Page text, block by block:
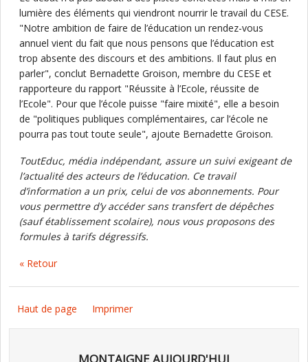
lumière des éléments qui viendront nourrir le travail du CESE.
"Notre ambition de faire de l’éducation un rendez-vous
annuel vient du fait que nous pensons que l’éducation est
trop absente des discours et des ambitions. Il faut plus en
parler", conclut Bernadette Groison, membre du CESE et
rapporteure du rapport "Réussite à l’Ecole, réussite de
l’Ecole". Pour que l’école puisse "faire mixité", elle a besoin
de "politiques publiques complémentaires, car l’école ne
pourra pas tout toute seule", ajoute Bernadette Groison.
ToutEduc, média indépendant, assure un suivi exigeant de
l’actualité des acteurs de l’éducation. Ce travail
d’information a un prix, celui de vos abonnements. Pour
vous permettre d’y accéder sans transfert de dépêches
(sauf établissement scolaire), nous vous proposons des
formules à tarifs dégressifs.
« Retour
Haut de page Imprimer